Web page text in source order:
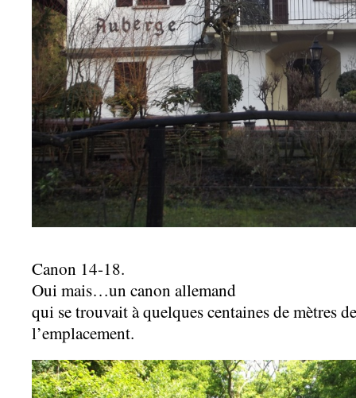
Canon 14-18.
Oui mais…un canon allemand
qui se trouvait à quelques centaines de mètres
l’emplacement.